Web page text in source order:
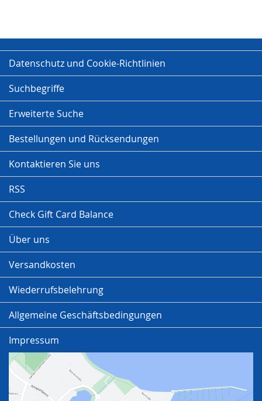
Datenschutz und Cookie-Richtlinien
Suchbegriffe
Erweiterte Suche
Bestellungen und Rücksendungen
Kontaktieren Sie uns
RSS
Check Gift Card Balance
Über uns
Versandkosten
Wiederrufsbelehrung
Allgemeine Geschäftsbedingungen
Impressum